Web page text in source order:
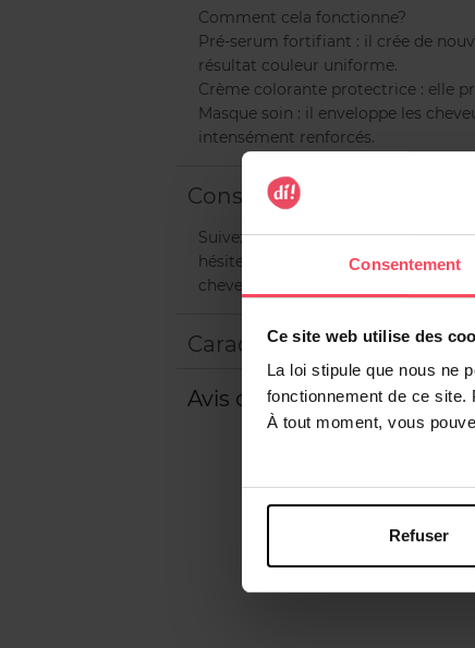
Consentement
Ce site web utilise des
La loi stipule que nous ne
fonctionnement de ce
À tout moment, vous
Refuser
Comment cela fonctionne?
Pré-serum fortifiant : il crée de
résultat couleur uniforme.
Crème colorante protectrice : elle
Masque soin : il enveloppe les
intensément renforcés.
Conseils d'utilisation
Suivez les instructions du mode
hésitez entre deux nuances,
cheveux mi-longs à longs, nous
Caractéristiques
Avis client